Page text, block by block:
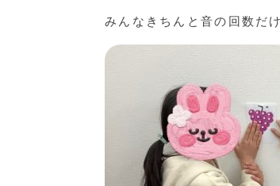
みんなきちんと音の回数だ